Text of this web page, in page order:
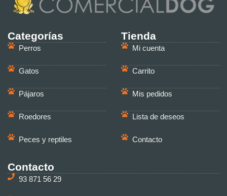
Categorías
Perros
Gatos
Pájaros
Roedores
Peces y reptiles
Tienda
Mi cuenta
Carrito
Mis pedidos
Lista de deseos
Contacto
Contacto
93 871 56 29